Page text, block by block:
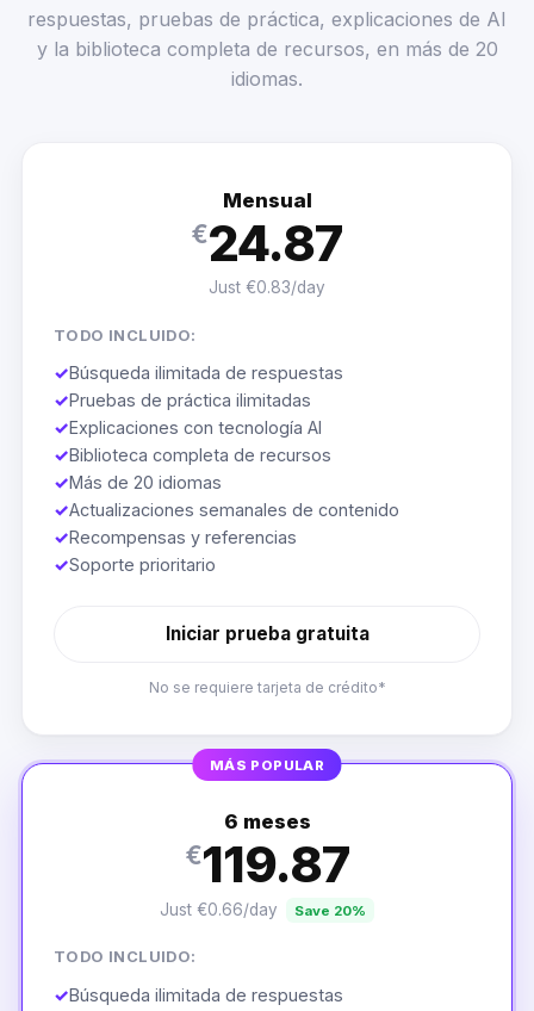
respuestas, pruebas de práctica, explicaciones de AI
y la biblioteca completa de recursos, en más de 20
idiomas.
Mensual
€24.87
Just €0.83/day
TODO INCLUIDO:
✓Búsqueda ilimitada de respuestas
✓Pruebas de práctica ilimitadas
✓Explicaciones con tecnología AI
✓Biblioteca completa de recursos
✓Más de 20 idiomas
✓Actualizaciones semanales de contenido
✓Recompensas y referencias
✓Soporte prioritario
Iniciar prueba gratuita
No se requiere tarjeta de crédito*
MÁS POPULAR
6 meses
€119.87
Just €0.66/day Save 20%
TODO INCLUIDO:
✓Búsqueda ilimitada de respuestas